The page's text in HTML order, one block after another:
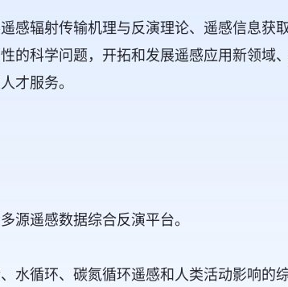
辐射传输机理与反演理论、遥感信息获
科学问题，开拓和发展遥感应用新领域、
才服务。
遥感数据综合反演平台。
循环、碳氮循环遥感和人类活动影响的综